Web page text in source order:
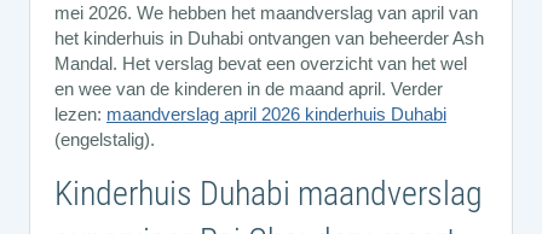
mei 2026. We hebben het maandverslag van april van
het kinderhuis in Duhabi ontvangen van beheerder Ash
Mandal. Het verslag bevat een overzicht van het wel
en wee van de kinderen in de maand april. Verder
lezen: maandverslag april 2026 kinderhuis Duhabi
(engelstalig).
Kinderhuis Duhabi maandverslag